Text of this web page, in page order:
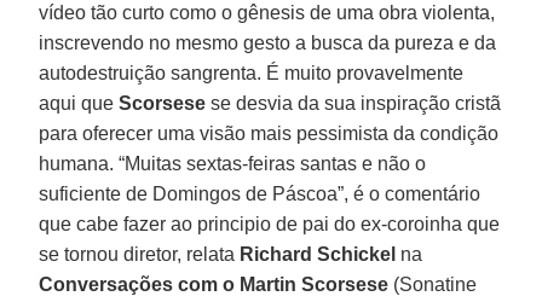
vídeo tão curto como o gênesis de uma obra violenta,
inscrevendo no mesmo gesto a busca da pureza e da
autodestruição sangrenta. É muito provavelmente
aqui queScorsese se desvia da sua inspiração cristã
para oferecer uma visão mais pessimista da condição
humana. “Muitas sextas-feiras santas e não o
suficiente de Domingos de Páscoa”, é o comentário
que cabe fazer ao principio de pai do ex-coroinha que
se tornou diretor, relata Richard Schickel na
Conversações com o Martin Scorsese (Sonatine